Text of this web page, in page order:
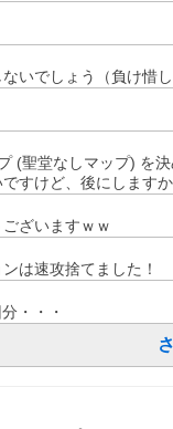
いでしょう（負け惜
(聖堂なしマップ) を
すけど、後にします
ざいますｗｗ
は速攻捨てました！
・・・